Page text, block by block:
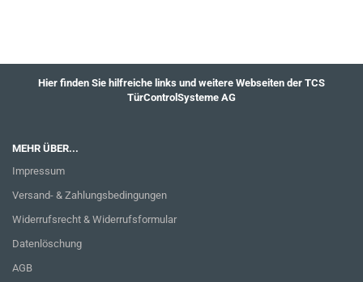
Hier finden Sie hilfreiche links und weitere Webseiten der TCS
TürControlSysteme AG
MEHR ÜBER...
Impressum
Versand- & Zahlungsbedingungen
Widerrufsrecht & Widerrufsformular
Datenlöschung
AGB